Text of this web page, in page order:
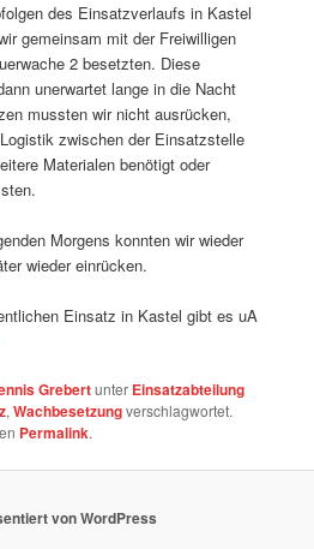
des Einsatzverlaufs in Kastel
gemeinsam mit der Freiwilligen
2 besetzten. Diese
unerwartet lange in die Nacht
mussten wir nicht ausrücken,
zwischen der Einsatzstelle
Materialen benötigt oder
Morgens konnten wir wieder
wieder einrücken.
Einsatz in Kastel gibt es uA
Grebertunter Einsatzabteilung
,Wachbesetzungverschlagwortet.
Permalink.
von WordPress